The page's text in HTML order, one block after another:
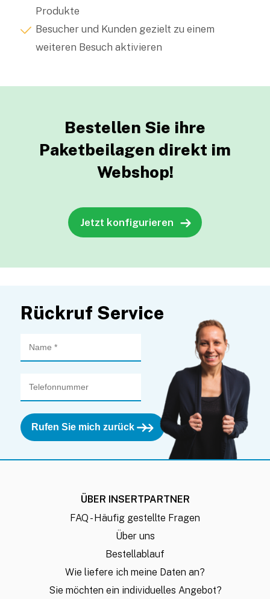
Produkte
Besucher und Kunden gezielt zu einem
weiteren Besuch aktivieren
Bestellen Sie ihre
Paketbeilagen direkt im
Webshop!
Jetzt konfigurieren
Rückruf Service
Rufen Sie mich zurück
ÜBER INSERTPARTNER
FAQ - Häufig gestellte Fragen
Über uns
Bestellablauf
Wie liefere ich meine Daten an?
Sie möchten ein individuelles Angebot?